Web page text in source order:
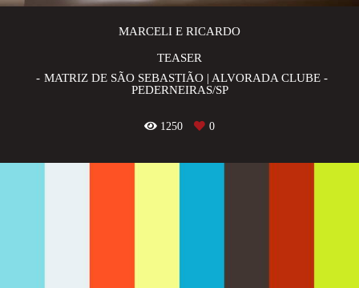
MARCELI E RICARDO
TEASER
MATRIZ DE SÃO SEBASTIÃO | ALVORADA CLUBE -
PEDERNEIRAS/SP
1250 0